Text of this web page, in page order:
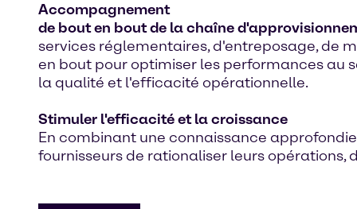
Accompagnement
de bout en bout de la chaîne
services réglementaires, d'entreposage, de
en bout pour optimiser les performances au
la qualité et l'efficacité opérationnelle.
Stimuler l'efficacité et la croissance
En combinant une connaissance
fournisseurs de rationaliser leurs